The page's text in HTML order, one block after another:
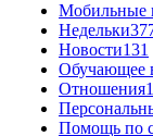
Мобильные
Недельки
Новости131
Обучающее
Отношения
Помощь по